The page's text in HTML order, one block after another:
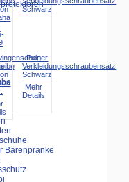
Bärenpranke
Puig
Verkleidungsschraubensatz
Schwarz
Mehr
Details